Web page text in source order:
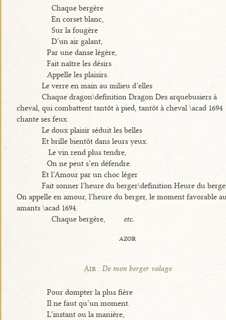
Chaque bergère
En corset blanc,
Sur la fougère
D’un air galant,
Par une danse légère,
Fait naître les désirs
Appelle les plaisirs.
Le verre en main au milieu d’elles
Chaque dragon\definition Dragon Des arquebusiers à
cheval, qui combattent tantôt à pied, tantôt à cheval \acad 1694
chante ses feux.
Le doux plaisir séduit les belles
Et brille bientôt dans leurs yeux.
Le vin rend plus tendre,
On ne peut s’en défendre.
Et l’Amour par un choc léger
Fait sonner l’heure du berger\definition Heure du
On appelle en amour, l’heure du berger, le moment favorable
amants \acad 1694.
Chaque bergère,
etc.
azor
Air : De mon berger volage
Pour dompter la plus fière
Il ne faut qu’un moment.
L’instant ou la manière,